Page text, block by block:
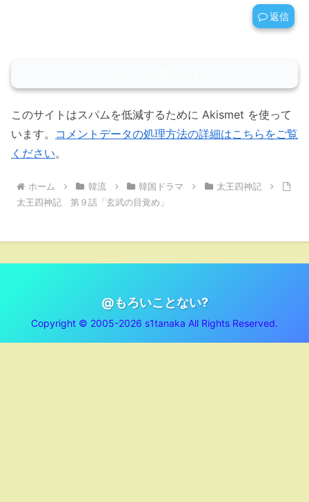
返信
このサイトはスパムを低減するために Akismet を使って
います。 コメントデータの処理方法の詳細はこちらをご覧
ください。
ホーム 韓流 韓国ドラマ
太王四神記
太王四神記 第９話「玄武の目覚め」
@もろいことない?
Copyright © 2005-2026 s1tanaka All Rights Reserved.